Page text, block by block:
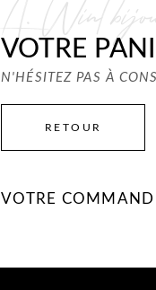
VOTRE
A. Wint
N'HÉSITEZ PAS À
RETOUR
VOTRE